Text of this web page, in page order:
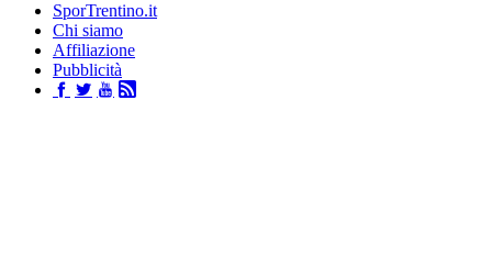
SporTrentino.it
Chi siamo
Affiliazione
Pubblicità